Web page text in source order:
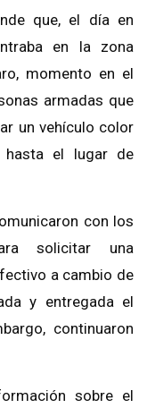
que, el día en
en la zona
momento en el
armadas que
un vehículo color
hasta el lugar de
con los
solicitar una
a cambio de
y entregada el
continuaron
sobre el